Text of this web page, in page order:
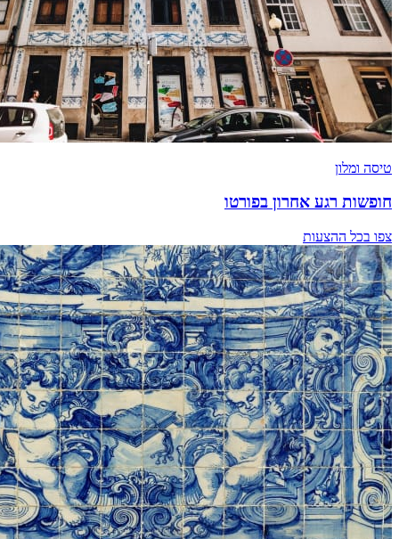
טיסה ומלון
חופשות רגע אחרון בפורטו
צפו בכל ההצעות